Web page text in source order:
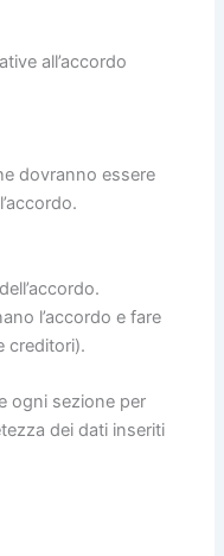
all’accordo
dovranno essere
l’accordo e fare
creditori).
ogni sezione per
dei dati inseriti